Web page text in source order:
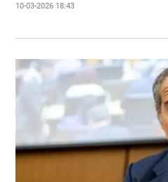
10-03-2026 18:43